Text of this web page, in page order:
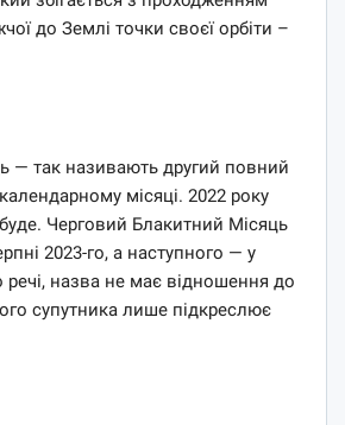
до Землі точки своєї орбіти –
— так називають другий повний
місяці. 2022 року
Черговий Блакитний Місяць
2023-го, а наступного — у
речі, назва не має відношення до
супутника лише підкреслює